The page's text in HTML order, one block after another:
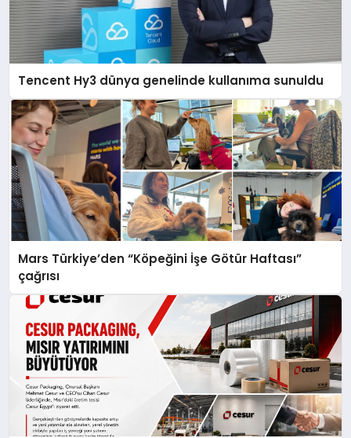
Tencent Hy3 dünya genelinde kullanıma sunuldu
Mars Türkiye’den “Köpeğini İşe Götür Haftası”
çağrısı